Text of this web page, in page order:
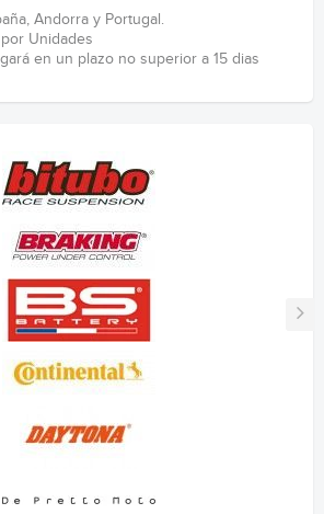
Andorra y Portugal.
Unidades
en un plazo no superior a 15 dias